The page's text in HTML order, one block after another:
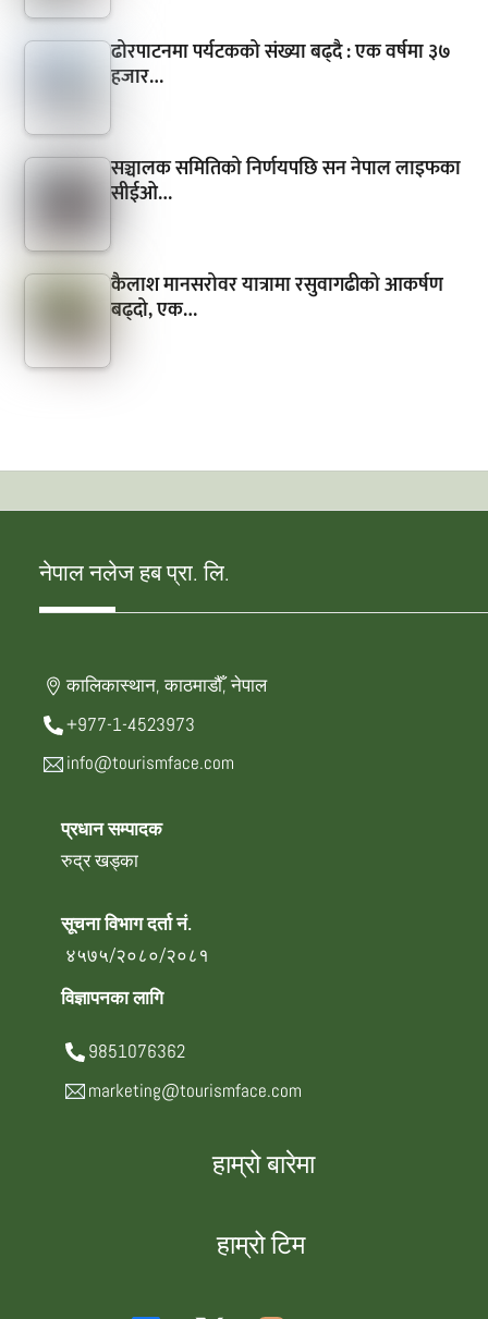
ढोरपाटनमा पर्यटकको संख्या बढ्दै : एक वर्षमा ३७
हजार…
सञ्चालक समितिको निर्णयपछि सन नेपाल लाइफका
सीईओ…
कैलाश मानसरोवर यात्रामा रसुवागढीको आकर्षण
बढ्दो, एक…
नेपाल नलेज हब प्रा. लि.
कालिकास्थान, काठमाडौँ, नेपाल
+977-1-4523973
info@tourismface.com
प्रधान सम्पादक
रुद्र खड्का
सूचना विभाग दर्ता नं.
४५७५/२०८०/२०८१
विज्ञापनका लागि
9851076362
marketing@tourismface.com
हाम्रो बारेमा
हाम्रो टिम